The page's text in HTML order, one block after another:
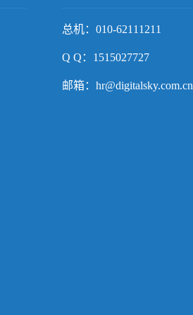
总机：010-62111211
Q Q：1515027727
邮箱：hr@digitalsky.com.cn